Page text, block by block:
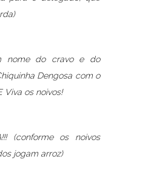
nome do cravo e do
Dengosa com o
Viva os noivos!
(conforme os noivos
jogam arroz)